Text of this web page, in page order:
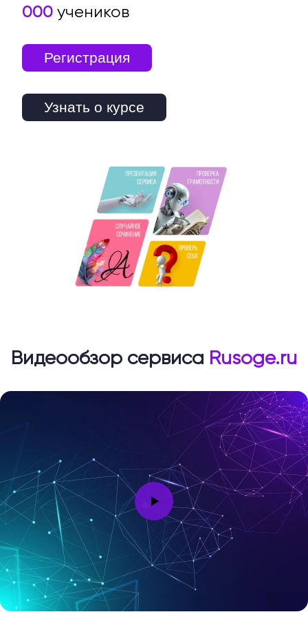
000 учеников
Регистрация
Узнать о курсе
Видеообзор сервиса Rusoge.ru